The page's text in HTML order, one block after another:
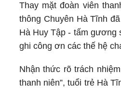
Thay mặt đoàn viên
thông Chuyên Hà Tĩnh
Hà Huy Tập - tấm gương
ghi công ơn các thế hệ
Nhận thức rõ trách
thanh niên”, tuổi trẻ Hà